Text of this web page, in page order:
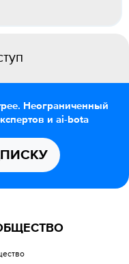
Неограниченный
и ai-bota